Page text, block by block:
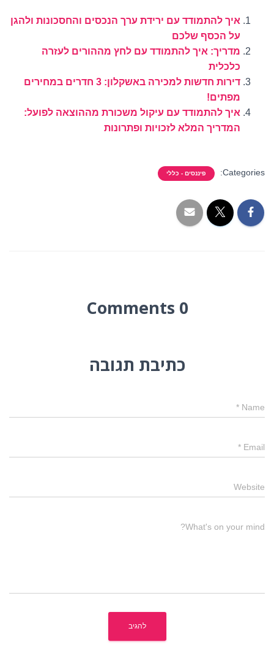
איך להתמודד עם ירידת ערך הנכסים והחסכונות ולהגן
על הכסף שלכם
מדריך: איך להתמודד עם לחץ מההורים לעזרה
כלכלית
דירות חדשות למכירה באשקלון: 3 חדרים במחירים
מפתים!
איך להתמודד עם עיקול משכורת מההוצאה לפועל:
המדריך המלא לזכויות ופתרונות
Categories: פיננסים - כללי
0 Comments
כתיבת תגובה
Name
*
Email
*
Website
What's on your mind?